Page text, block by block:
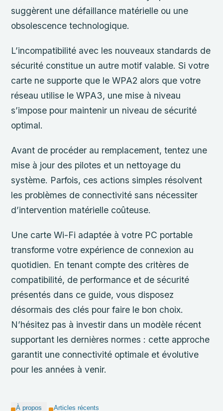
suggèrent une défaillance matérielle ou une
obsolescence technologique.
L’incompatibilité avec les nouveaux standards de
sécurité constitue un autre motif valable. Si votre
carte ne supporte que le WPA2 alors que votre
réseau utilise le WPA3, une mise à niveau
s’impose pour maintenir un niveau de sécurité
optimal.
Avant de procéder au remplacement, tentez une
mise à jour des pilotes et un nettoyage du
système. Parfois, ces actions simples résolvent
les problèmes de connectivité sans nécessiter
d’intervention matérielle coûteuse.
Une carte Wi-Fi adaptée à votre PC portable
transforme votre expérience de connexion au
quotidien. En tenant compte des critères de
compatibilité, de performance et de sécurité
présentés dans ce guide, vous disposez
désormais des clés pour faire le bon choix.
N’hésitez pas à investir dans un modèle récent
supportant les dernières normes : cette approche
garantit une connectivité optimale et évolutive
pour les années à venir.
À propos Articles récents